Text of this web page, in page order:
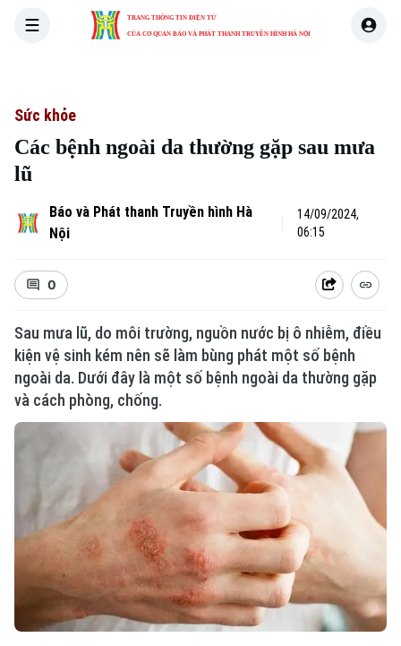
TRANG THÔNG TIN ĐIỆN TỬ
CỦA CƠ QUAN BÁO VÀ PHÁT THANH TRUYỀN HÌNH HÀ NỘI
Sức khỏe
Các bệnh ngoài da thường gặp sau mưa
lũ
Báo và Phát thanh Truyền hình Hà
Nội
14/09/2024,
06:15
0
Sau mưa lũ, do môi trường, nguồn nước bị ô nhiễm, điều
kiện vệ sinh kém nên sẽ làm bùng phát một số bệnh
ngoài da. Dưới đây là một số bệnh ngoài da thường gặp
và cách phòng, chống.